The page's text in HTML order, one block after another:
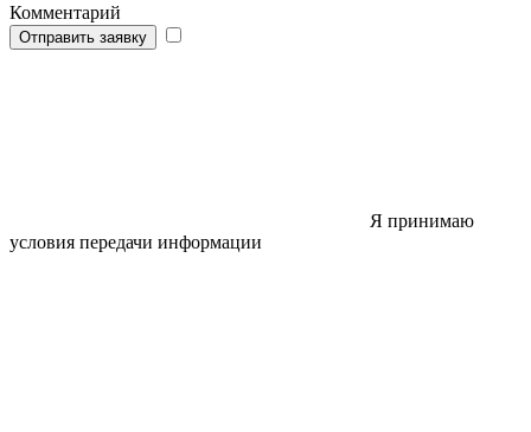
Комментарий
Отправить заявку
Я принимаю
условия передачи информации